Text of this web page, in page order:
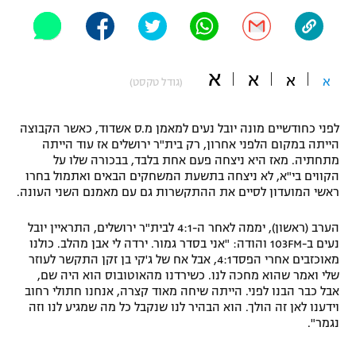
"מחצית בשכונה" – פודקאסט
משתתפים וזוכים בפרסים
תקנון משתתפים וזוכים בפרסים
תקנון עבור פעילות אלקטרה
טניס
גיימינג E-Sports
תנאי שימוש
מדיניות פרטיות
אופניים
ספורט מוטורי
פוטבול אמריקאי NFL
בייסבול MLB
ספורט אתגרי ואקסטרים
אומנויות לחימה
גיימינג E-Sports
א א א א (גודל טקסט)
לפני כחודשיים מונה יובל נעים למאמן מ.ס אשדוד, כאשר הקבוצה
הייתה במקום הלפני אחרון, רק בית"ר ירושלים אז עוד הייתה
מתחתיה. מאז היא ניצחה פעם אחת בלבד, בבכורה שלו על
הקווים בי"א, לא ניצחה בתשעת המשחקים הבאים ואתמול בחרו
ראשי המועדון לסיים את ההתקשרות גם עם מאמנם השני העונה.
הערב (ראשון), יממה לאחר ה-4:1 לבית"ר ירושלים, התראיין יובל
נעים ב-103FM והודה: "אני בסדר גמור. ירדה לי אבן מהלב. כולנו
מאוכזבים אחרי הפסד4:1, אבל אח של ג'קי בן זקן התקשר לעוזר
שלי ואמר שהוא מחכה לנו. כשירדנו מהאוטובוס הוא היה שם,
אבל כבר הבנו לפני. הייתה שיחה מאוד קצרה, אנחנו חתולי רחוב
וידענו לאן זה הולך. הוא הבהיר לנו שנקבל כל מה שמגיע לנו וזה
נגמר".